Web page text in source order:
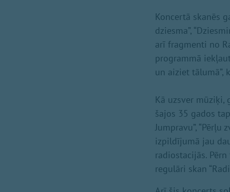
Koncertā skanēs
dziesma”,
arī fragmenti no
programmā
un aiziet tālumā”,
Kā uzsver
šajos 35 gados
Jumpravu”,
izpildījumā jau
radiostacijās.
regulāri skan